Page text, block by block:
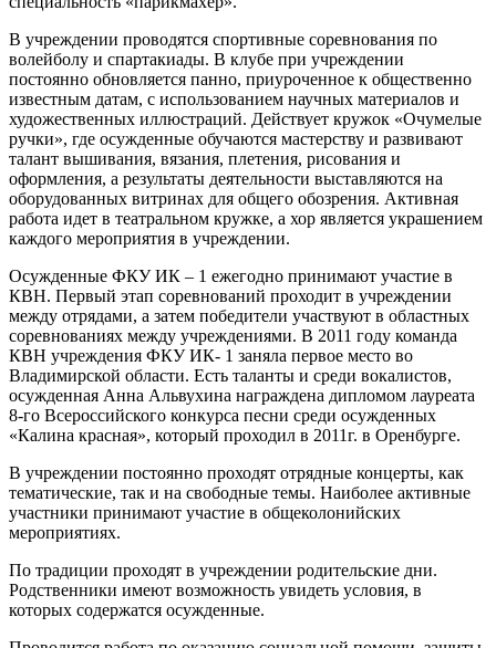
В учреждении проводятся спортивные соревнования по
волейболу и спартакиады. В клубе при учреждении
постоянно обновляется панно, приуроченное к общественно
известным датам, с использованием научных материалов и
художественных иллюстраций. Действует кружок «Очумелые
ручки», где осужденные обучаются мастерству и развивают
талант вышивания, вязания, плетения, рисования и
оформления, а результаты деятельности выставляются на
оборудованных витринах для общего обозрения. Активная
работа идет в театральном кружке, а хор является украшением
каждого мероприятия в учреждении.
Осужденные ФКУ ИК – 1 ежегодно принимают участие в
КВН. Первый этап соревнований проходит в учреждении
между отрядами, а затем победители участвуют в областных
соревнованиях между учреждениями. В 2011 году команда
КВН учреждения ФКУ ИК- 1 заняла первое место во
Владимирской области. Есть таланты и среди вокалистов,
осужденная Анна Альвухина награждена дипломом лауреата
8-го Всероссийского конкурса песни среди осужденных
«Калина красная», который проходил в 2011г. в Оренбурге.
В учреждении постоянно проходят отрядные концерты, как
тематические, так и на свободные темы. Наиболее активные
участники принимают участие в общеколонийских
мероприятиях.
По традиции проходят в учреждении родительские дни.
Родственники имеют возможность увидеть условия, в
которых содержатся осужденные.